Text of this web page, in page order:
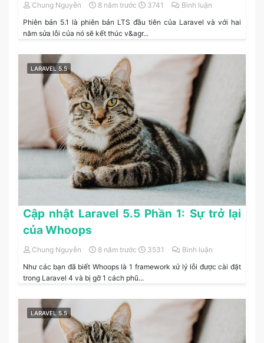
Chung Nguyễn 8 năm trước 3741
Bình luận
Phiên bản 5.1 là phiên bản LTS đầu tiên của Laravel và với hai
năm sửa lỗi của nó sẽ kết thúc v&agr...
LARAVEL 5.5
Cập nhật Laravel 5.5 Phần 1: Sự trở lại
của Whoops
Chung Nguyễn 8 năm trước 3531
Bình luận
Như các bạn đã biết Whoops là 1 framework xử lý lỗi được cài đặt
trong Laravel 4 và bị gỡ 1 cách phũ...
LARAVEL 5.5